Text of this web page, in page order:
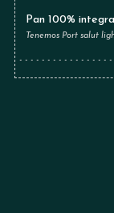
Pan 100%
Tenemos Port salut